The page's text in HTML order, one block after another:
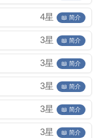
4星 📖 简介
3星 📖 简介
3星 📖 简介
3星 📖 简介
3星 📖 简介
3星 📖 简介